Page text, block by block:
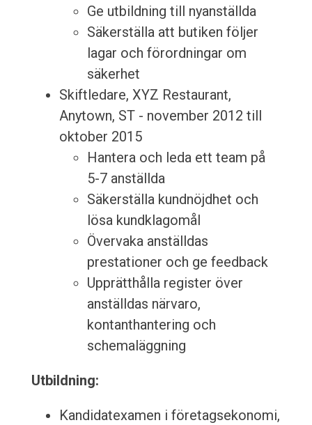
Ge utbildning till nyanställda
Säkerställa att butiken följer
lagar och förordningar om
säkerhet
Skiftledare, XYZ Restaurant,
Anytown, ST - november 2012 till
oktober 2015
Hantera och leda ett team på
5-7 anställda
Säkerställa kundnöjdhet och
lösa kundklagomål
Övervaka anställdas
prestationer och ge feedback
Upprätthålla register över
anställdas närvaro,
kontanthantering och
schemaläggning
Utbildning:
Kandidatexamen i företagsekonomi,